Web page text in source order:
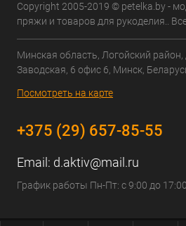
Copyright 2005-2019 © petelka.by -
пряжи и товаров для рукоделия..
Минская область, Логойский район,
Заводская, 6 офис 6, Минск,
Посмотреть на карте
+375 (29) 657-85-55
Email: d.aktiv@mail.ru
График работы Пн-Пт: с 9:00 до